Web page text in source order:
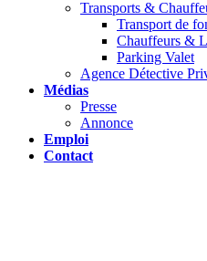
Transports &
Transport de
Chauffeurs &
Parking Valet
Agence Détective
Médias
Presse
Annonce
Emploi
Contact